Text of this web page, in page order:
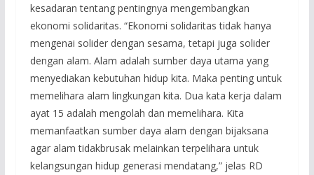
kesadaran tentang pentingnya mengembangkan
ekonomi solidaritas. “Ekonomi solidaritas tidak hanya
mengenai solider dengan sesama, tetapi juga solider
dengan alam. Alam adalah sumber daya utama yang
menyediakan kebutuhan hidup kita. Maka penting untuk
memelihara alam lingkungan kita. Dua kata kerja dalam
ayat 15 adalah mengolah dan memelihara. Kita
memanfaatkan sumber daya alam dengan bijaksana
agar alam tidakbrusak melainkan terpelihara untuk
kelangsungan hidup generasi mendatang,” jelas RD